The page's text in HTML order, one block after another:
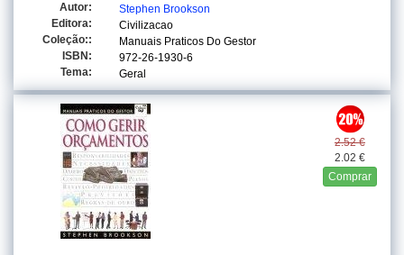
Autor:
Stephen Brookson
Editora:
Civilizacao
Coleção::
Manuais Praticos Do Gestor
ISBN:
972-26-1930-6
Tema:
Geral
2.52 €
2.02 €
Comprar